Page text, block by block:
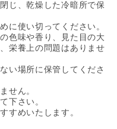
じ、乾燥した冷暗所で保
に使い切ってください。
色味や香り、見た目の大
栄養上の問題はありませ
い場所に保管してくださ
せん。
下さい。
すめいたします。